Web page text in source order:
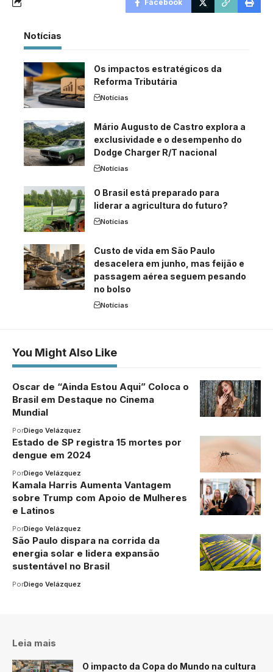
Facebook
Notícias
Os impactos estratégicos da
Reforma Tributária
Notícias
Mário Augusto de Castro explora a
exclusividade e o desempenho do
Dodge Charger R/T nacional
Notícias
O Brasil está preparado para
liderar a agricultura do futuro?
Notícias
Custo de vida em São Paulo
desacelera em junho, mas feijão e
passagem aérea seguem pesando
no bolso
Notícias
You Might Also Like
Oscar de “Ainda Estou Aqui” Coloca o
Brasil em Destaque no Cinema
Mundial
PorDiego Velázquez
Estado de SP registra 15 mortes por
dengue em 2024
PorDiego Velázquez
Kamala Harris Aumenta Vantagem
sobre Trump com Apoio de Mulheres
e Latinos
PorDiego Velázquez
São Paulo dispara na corrida da
energia solar e lidera expansão
sustentável no Brasil
PorDiego Velázquez
Leia mais
O impacto da Copa do Mundo na cultura